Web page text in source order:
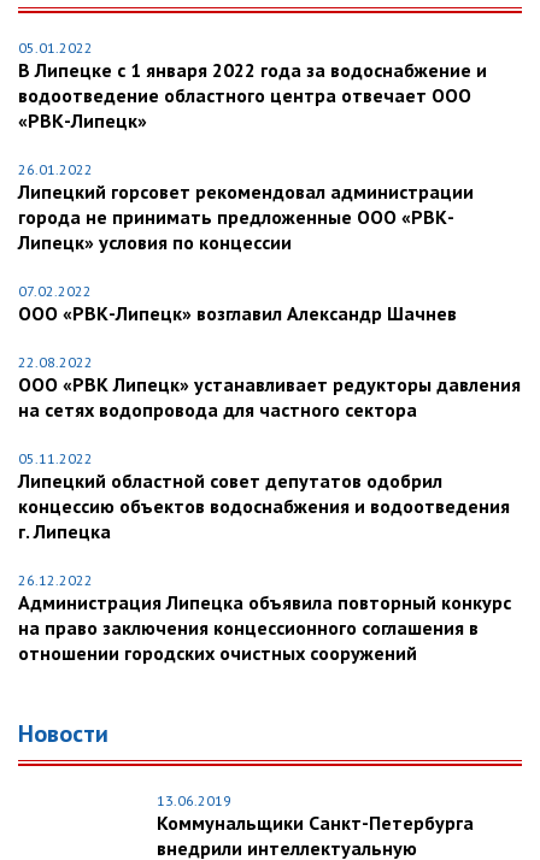
05.01.2022
В Липецке с 1 января 2022 года за водоснабжение и
водоотведение областного центра отвечает ООО
«РВК-Липецк»
26.01.2022
Липецкий горсовет рекомендовал администрации
города не принимать предложенные ООО «РВК-
Липецк» условия по концессии
07.02.2022
ООО «РВК-Липецк» возглавил Александр Шачнев
22.08.2022
ООО «РВК Липецк» устанавливает редукторы давления
на сетях водопровода для частного сектора
05.11.2022
Липецкий областной совет депутатов одобрил
концессию объектов водоснабжения и водоотведения
г. Липецка
26.12.2022
Администрация Липецка объявила повторный конкурс
на право заключения концессионного соглашения в
отношении городских очистных сооружений
Новости
13.06.2019
Коммунальщики Санкт-Петербурга
внедрили интеллектуальную